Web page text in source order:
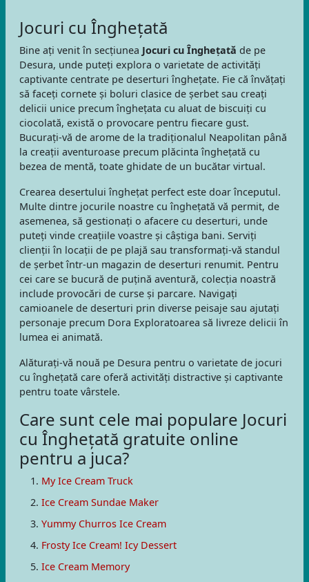
Jocuri cu Înghețată
Bine ați venit în secțiunea Jocuri cu Înghețată de pe
Desura, unde puteți explora o varietate de activități
captivante centrate pe deserturi înghețate. Fie că învățați
să faceți cornete și boluri clasice de șerbet sau creați
delicii unice precum înghețata cu aluat de biscuiți cu
ciocolată, există o provocare pentru fiecare gust.
Bucurați-vă de arome de la tradiționalul Neapolitan până
la creații aventuroase precum plăcinta înghețată cu
bezea de mentă, toate ghidate de un bucătar virtual.
Crearea desertului înghețat perfect este doar începutul.
Multe dintre jocurile noastre cu înghețată vă permit, de
asemenea, să gestionați o afacere cu deserturi, unde
puteți vinde creațiile voastre și câștiga bani. Serviți
clienții în locații de pe plajă sau transformați-vă standul
de șerbet într-un magazin de deserturi renumit. Pentru
cei care se bucură de puțină aventură, colecția noastră
include provocări de curse și parcare. Navigați
camioanele de deserturi prin diverse peisaje sau ajutați
personaje precum Dora Exploratoarea să livreze delicii în
lumea ei animată.
Alăturați-vă nouă pe Desura pentru o varietate de jocuri
cu înghețată care oferă activități distractive și captivante
pentru toate vârstele.
Care sunt cele mai populare Jocuri
cu Înghețată gratuite online
pentru a juca?
My Ice Cream Truck
Ice Cream Sundae Maker
Yummy Churros Ice Cream
Frosty Ice Cream! Icy Dessert
Ice Cream Memory